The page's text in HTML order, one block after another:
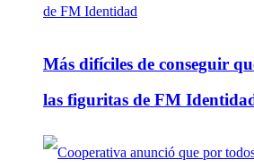
Más difíciles de conseguir
las figuritas de FM